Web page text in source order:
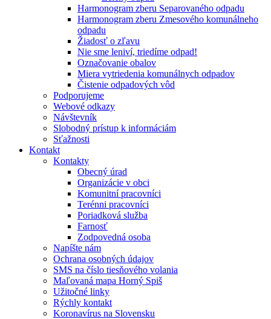
Harmonogram zberu Separovaného odpadu
Harmonogram zberu Zmesového komunálneho
odpadu
Žiadosť o zľavu
Nie sme leniví, triedíme odpad!
Označovanie obalov
Miera vytriedenia komunálnych odpadov
Čistenie odpadových vôd
Podporujeme
Webové odkazy
Návštevník
Slobodný prístup k informáciám
Sťažnosti
Kontakt
Kontakty
Obecný úrad
Organizácie v obci
Komunitní pracovníci
Terénni pracovníci
Poriadková služba
Farnosť
Zodpovedná osoba
Napíšte nám
Ochrana osobných údajov
SMS na číslo tiesňového volania
Maľovaná mapa Horný Spiš
Užitočné linky
Rýchly kontakt
Koronavírus na Slovensku